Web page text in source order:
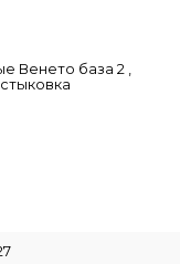
Венето база 2 ,